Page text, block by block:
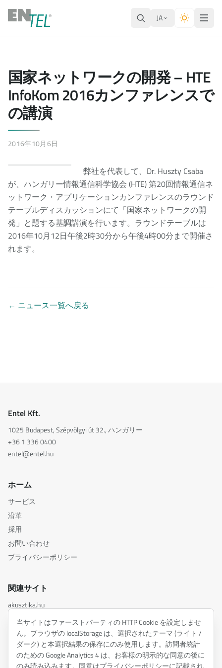
JA
国家ネットワークの開発 – HTE
InfoKom 2016カンファレンスで
の講演
2016年10月6日
弊社を代表して、Dr. Huszty Csaba
が、ハンガリー情報通信科学協会 (HTE) 第20回情報通信ネ
ットワーク・アプリケーションカンファレンスのラウンド
テーブルディスカッションにて「国家ネットワークの開
発」と題する基調講演を行います。ラウンドテーブルは
2016年10月12日午後2時30分から午後4時00分まで開催さ
れます。
← ニュース一覧へ戻る
Entel Kft.
1025 Budapest, Szépvölgyi út 32., ハンガリー
+36 1 336 0400
entel@entel.hu
ホーム
サービス
沿革
採用
お問い合わせ
プライバシーポリシー
関連サイト
akusztika.hu
inspiredacoustics.com
soundy.ai
irat.ai
当サイトはファーストパーティの HTTP Cookie を設定しませ
ん。ブラウザの localStorage は、選択されたテーマ (ライト /
ダーク) と本選択結果の保存にのみ使用します。訪問者統計
のための Google Analytics 4 は、お客様の明示的な同意の後に
のみ読み込みます。同意はプライバシーポリシーに記載され